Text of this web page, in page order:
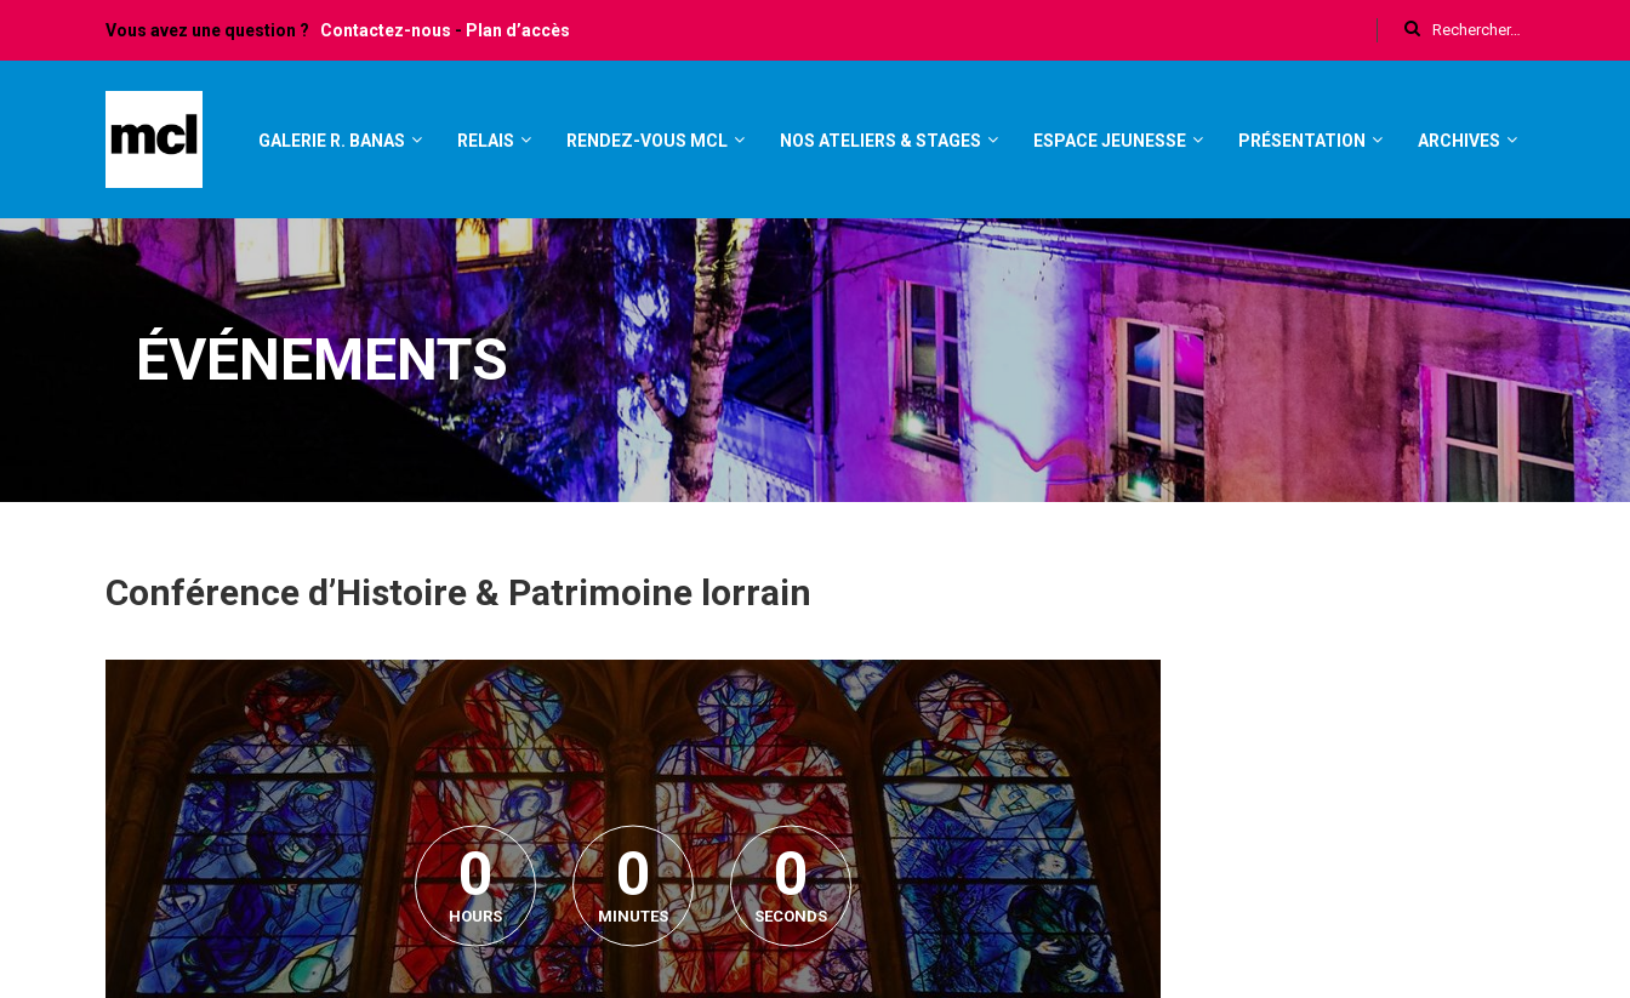
Vous avez une question ? Contactez-nous - Plan d’accès
GALERIE R. BANAS RELAIS RENDEZ-VOUS MCL NOS ATELIERS & STAGES ESPACE JEUNESSE PRÉSENTATION ARCHIVES
ÉVÉNEMENTS
Conférence d’Histoire & Patrimoine lorrain
0
HOURS
0
MINUTES
0
SECONDS